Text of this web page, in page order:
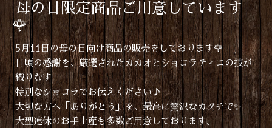
母の日限定商品ご用意しています
🌹
5月11日の母の日向け商品の販売をしております🌹
日頃の感謝を、厳選されたカカオとショコラティエの技が
織りなす
特別なショコラでお伝えください♪
大切な方へ「ありがとう」を、最高に贅沢なカタチで✨
大型連休のお手土産も多数ご用意しております。